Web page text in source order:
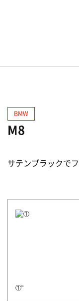
BMW
M8
サテンブラックで
①"